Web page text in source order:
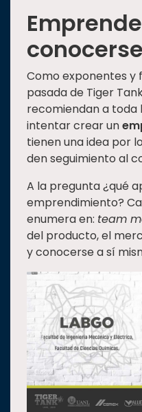
Como exponentes y
pasada de Tiger
recomiendan a toda
intentar crear un
tienen una idea por
den seguimiento al
A la pregunta ¿qué
emprendimiento?
enumera en: team
del producto, el
y conocerse a sí